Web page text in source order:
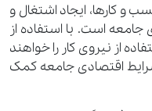
و کارها، ایجاد اشتغال و
است. با استفاده از
از نیروی کار را خواهند
اقتصادی جامعه کمک